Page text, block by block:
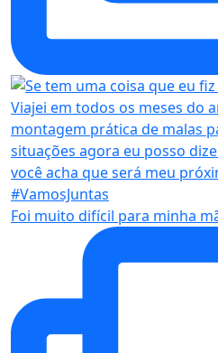
Foi muito difícil para minha